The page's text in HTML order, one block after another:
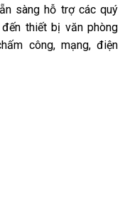
sàng hỗ trợ các quý
thiết bị văn phòng
công, mạng, điện